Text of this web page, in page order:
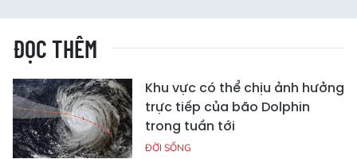
ĐỌC THÊM
Khu vực có thể chịu ảnh hưởng
trực tiếp của bão Dolphin
trong tuần tới
ĐỜI SỐNG